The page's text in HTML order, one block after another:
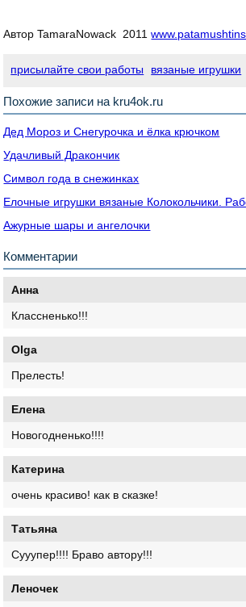
Автор TamaraNowack 2011
присылайте свои работы вязаные игрушки
Похожие записи на kru4ok.ru
Дед Мороз и Снегурочка и ёлка крючком
Удачливый Дракончик
Символ года в снежинках
Елочные игрушки вязаные Колокольчики.
Ажурные шары и ангелочки
Комментарии
Анна
Классненько!!!
Olga
Прелесть!
Елена
Новогодненько!!!!
Катерина
очень красиво! как в сказке!
Татьяна
Сууупер!!!! Браво автору!!!
Леночек